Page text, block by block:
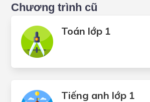
Chương trình cũ
Toán lớp 1
Tiếng anh lớp 1